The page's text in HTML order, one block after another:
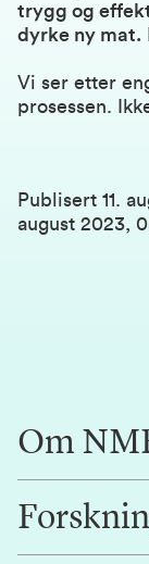
trygg og
dyrke ny mat.
Vi ser etter
prosessen.
Publisert 11.
august 2023,
Om
Om oss